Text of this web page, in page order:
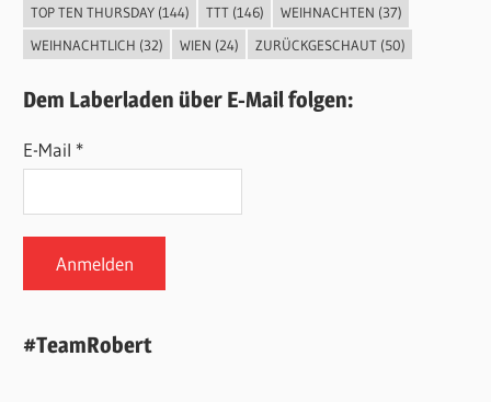
TOP TEN THURSDAY(144) TTT(146) WEIHNACHTEN (37)
WEIHNACHTLICH (32) WIEN (24) ZURÜCKGESCHAUT(50)
Dem Laberladen über E-Mail folgen:
E-Mail *
#TeamRobert